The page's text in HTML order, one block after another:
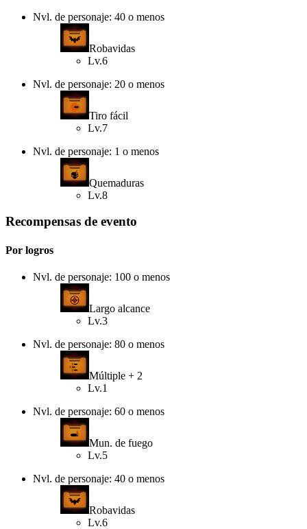
Nvl. de personaje: 40 o menos
Robavidas
Lv.6
Nvl. de personaje: 20 o menos
Tiro fácil
Lv.7
Nvl. de personaje: 1 o menos
Quemaduras
Lv.8
Recompensas de evento
Por logros
Nvl. de personaje: 100 o menos
Largo alcance
Lv.3
Nvl. de personaje: 80 o menos
Múltiple + 2
Lv.1
Nvl. de personaje: 60 o menos
Mun. de fuego
Lv.5
Nvl. de personaje: 40 o menos
Robavidas
Lv.6